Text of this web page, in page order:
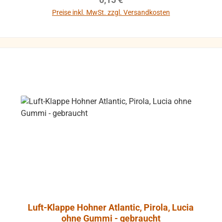
Preise inkl. MwSt. zzgl. Versandkosten
Luft-Klappe Hohner Atlantic, Pirola, Lucia
ohne Gummi - gebraucht